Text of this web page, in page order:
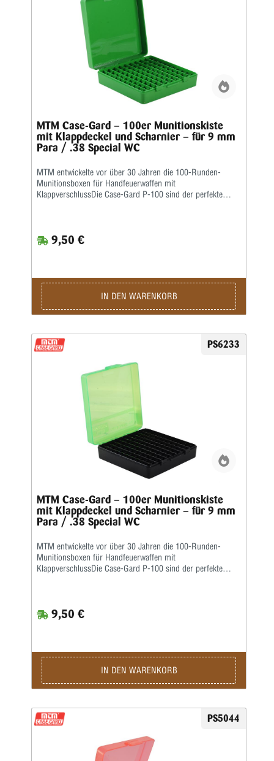
MTM Case-Gard – 100er Munitionskiste
mit Klappdeckel und Scharnier – für 9 mm
Para / .38 Special WC
MTM entwickelte vor über 30 Jahren die 100-Runden-
Munitionsboxen für Handfeuerwaffen mit
KlappverschlussDie Case-Gard P-100 sind der perfekte
griffige, abriebfeste Strukturoberfläche und sind stapelbar.
Auf den Snap-Lock-Verschluss und das mechanische
Unterseite jeder Box aufgeführt • Ladungsetikett im
Lieferumfang enthalten • Farbe: Grün
9,50 €
IN DEN WARENKORB
PS6233
MTM Case-Gard – 100er Munitionskiste
mit Klappdeckel und Scharnier – für 9 mm
Para / .38 Special WC
MTM entwickelte vor über 30 Jahren die 100-Runden-
Munitionsboxen für Handfeuerwaffen mit
KlappverschlussDie Case-Gard P-100 sind der perfekte
griffige, abriebfeste Strukturoberfläche und sind stapelbar.
Auf den Snap-Lock-Verschluss und das mechanische
Unterseite jeder Box aufgeführt • Ladungsetikett im
Lieferumfang enthalten • Farbe: Grünklar
9,50 €
IN DEN WARENKORB
PS5044